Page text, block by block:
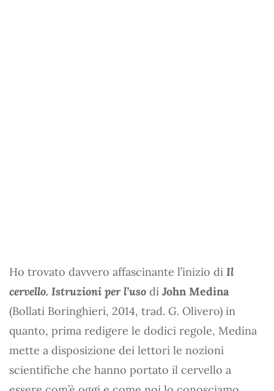
Ho trovato davvero affascinante l’inizio di Il
cervello. Istruzioni per l’uso di John Medina
(Bollati Boringhieri, 2014, trad. G. Olivero) in
quanto, prima redigere le dodici regole, Medina
mette a disposizione dei lettori le nozioni
scientifiche che hanno portato il cervello a